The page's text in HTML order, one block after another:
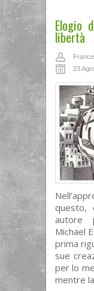
Elogio
libertà
23
questo,
autore
Michael
prima
sue
per lo
mentre